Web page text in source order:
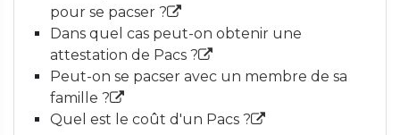
pour se pacser ?
Dans quel cas peut-on obtenir une
attestation de Pacs ?
Peut-on se pacser avec un membre de sa
famille ?
Quel est le coût d'un Pacs ?